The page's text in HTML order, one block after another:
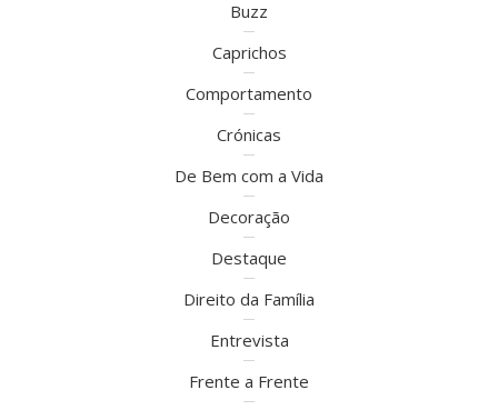
Buzz
Caprichos
Comportamento
Crónicas
De Bem com a Vida
Decoração
Destaque
Direito da Família
Entrevista
Frente a Frente